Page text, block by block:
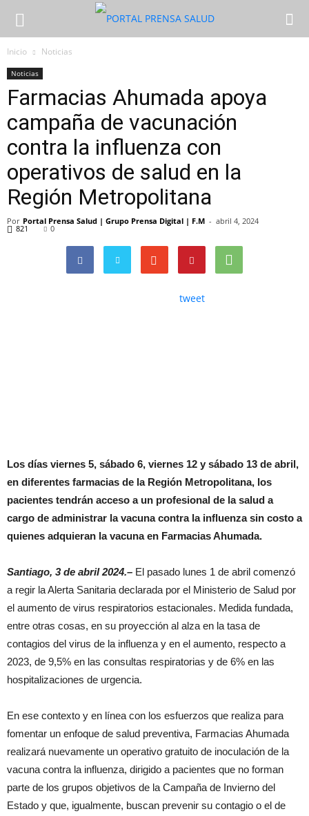
Inicio Noticias
Noticias
Farmacias Ahumada apoya
campaña de vacunación
contra la influenza con
operativos de salud en la
Región Metropolitana
Por Portal Prensa Salud | Grupo Prensa Digital | F.M - abril 4, 2024
821 0
tweet
Los días viernes 5, sábado 6, viernes 12 y sábado 13 de abril,
en diferentes farmacias de la Región Metropolitana, los
pacientes tendrán acceso a un profesional de la salud a
cargo de administrar la vacuna contra la influenza sin costo a
quienes adquieran la vacuna en Farmacias Ahumada.
Santiago, 3 de abril 2024.– El pasado lunes 1 de abril comenzó
a regir la Alerta Sanitaria declarada por el Ministerio de Salud por
el aumento de virus respiratorios estacionales. Medida fundada,
entre otras cosas, en su proyección al alza en la tasa de
contagios del virus de la influenza y en el aumento, respecto a
2023, de 9,5% en las consultas respiratorias y de 6% en las
hospitalizaciones de urgencia.
En ese contexto y en línea con los esfuerzos que realiza para
fomentar un enfoque de salud preventiva, Farmacias Ahumada
realizará nuevamente un operativo gratuito de inoculación de la
vacuna contra la influenza, dirigido a pacientes que no forman
parte de los grupos objetivos de la Campaña de Invierno del
Estado y que, igualmente, buscan prevenir su contagio o el de